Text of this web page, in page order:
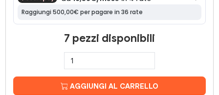
7 pezzi disponibili
AGGIUNGI AL CARRELLO